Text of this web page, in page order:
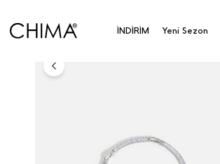
İNDİRİM Yeni Sezon
Taşlı Su Yolu Kolye